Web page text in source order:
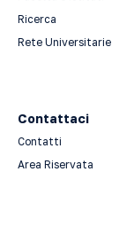
Ricerca
Rete Universitarie
Contattaci
Contatti
Area Riservata